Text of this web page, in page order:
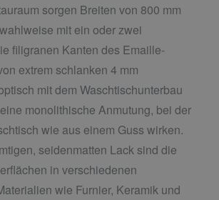
sorgen Breiten von 800 mm
mit ein oder zwei
filigranen Kanten des Emaille-
extrem schlanken 4 mm
mit dem Waschtischunterbau
monolithische Anmutung, bei der
wie aus einem Guss wirken.
seidenmatten Lack sind die
in verschiedenen
wie Furnier, Keramik und